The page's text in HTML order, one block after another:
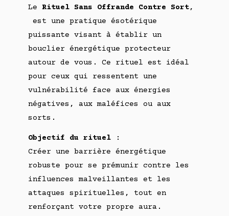
Le Rituel Sans Offrande Contre Sort,
est une pratique ésotérique
puissante visant à établir un
bouclier énergétique protecteur
autour de vous. Ce rituel est idéal
pour ceux qui ressentent une
vulnérabilité face aux énergies
négatives, aux maléfices ou aux
sorts.
Objectif du rituel :
Créer une barrière énergétique
robuste pour se prémunir contre les
influences malveillantes et les
attaques spirituelles, tout en
renforçant votre propre aura.